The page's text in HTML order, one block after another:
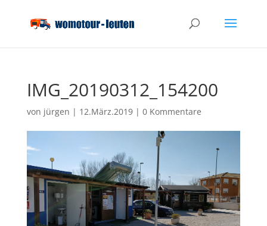
IMG_20190312_154200
von jürgen | 12.März.2019| 0 Kommentare